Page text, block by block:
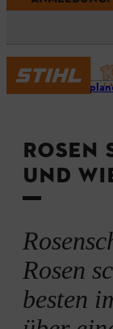
Garten
ROSEN
UND
Rosen
besten